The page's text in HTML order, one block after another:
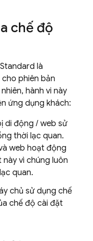
chế độ
là
cho phiên bản
nhiên, hành vi này
ứng dụng khách:
di động / web sử
thời lạc quan.
web hoạt động
vì chúng luôn
quan.
chủ sử dụng chế
chế độ cài đặt